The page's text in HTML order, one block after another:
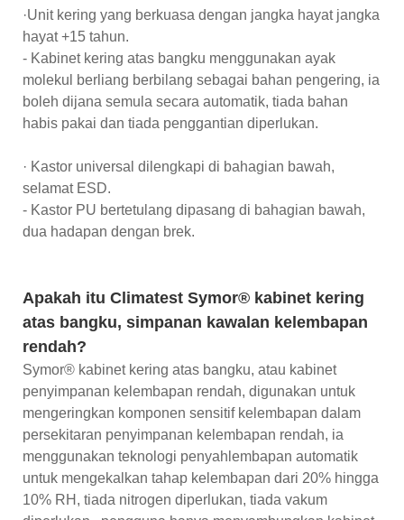
·Unit kering yang berkuasa dengan jangka hayat jangka
hayat +15 tahun.
- Kabinet kering atas bangku menggunakan ayak
molekul berliang berbilang sebagai bahan pengering, ia
boleh dijana semula secara automatik, tiada bahan
habis pakai dan tiada penggantian diperlukan.
· Kastor universal dilengkapi di bahagian bawah,
selamat ESD.
- Kastor PU bertetulang dipasang di bahagian bawah,
dua hadapan dengan brek.
Apakah itu Climatest Symor® kabinet kering
atas bangku, simpanan kawalan kelembapan
rendah?
Symor® kabinet kering atas bangku, atau kabinet
penyimpanan kelembapan rendah, digunakan untuk
mengeringkan komponen sensitif kelembapan dalam
persekitaran penyimpanan kelembapan rendah, ia
menggunakan teknologi penyahlembapan automatik
untuk mengekalkan tahap kelembapan dari 20% hingga
10% RH, tiada nitrogen diperlukan, tiada vakum